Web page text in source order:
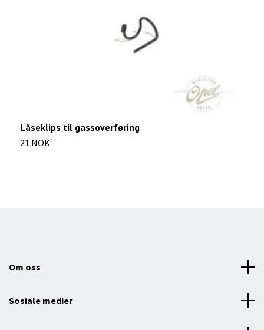
Låseklips til gassoverføring
21 NOK
Om oss
Sosiale medier